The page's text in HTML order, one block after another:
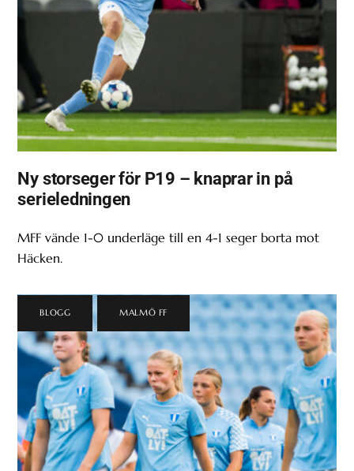
Ny storseger för P19 – knaprar in på
serieledningen
MFF vände 1-0 underläge till en 4-1 seger borta mot
Häcken.
BLOGG , MALMÖ FF